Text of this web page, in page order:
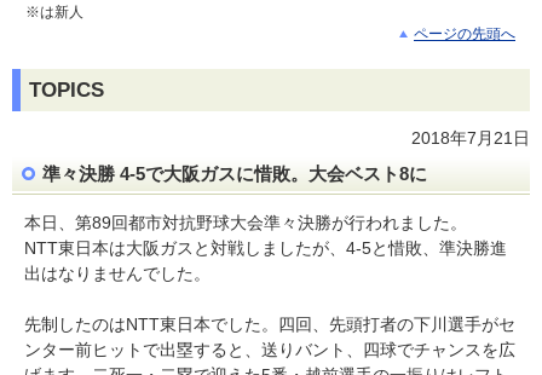
※は新人
ページの先頭へ
TOPICS
2018年7月21日
準々決勝 4-5で大阪ガスに惜敗。大会ベスト8に
本日、第89回都市対抗野球大会準々決勝が行われました。
NTT東日本は大阪ガスと対戦しましたが、4-5と惜敗、準決勝進
出はなりませんでした。
先制したのはNTT東日本でした。四回、先頭打者の下川選手がセ
ンター前ヒットで出塁すると、送りバント、四球でチャンスを広